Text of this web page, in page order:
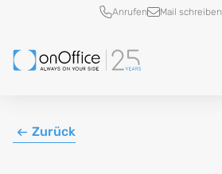
Schnellzugriff
Anrufen Mail schreiben
Zurück